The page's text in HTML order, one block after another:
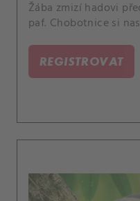
Žába zmizí hadovi
paf. Chobotnice si
REGISTROVAT